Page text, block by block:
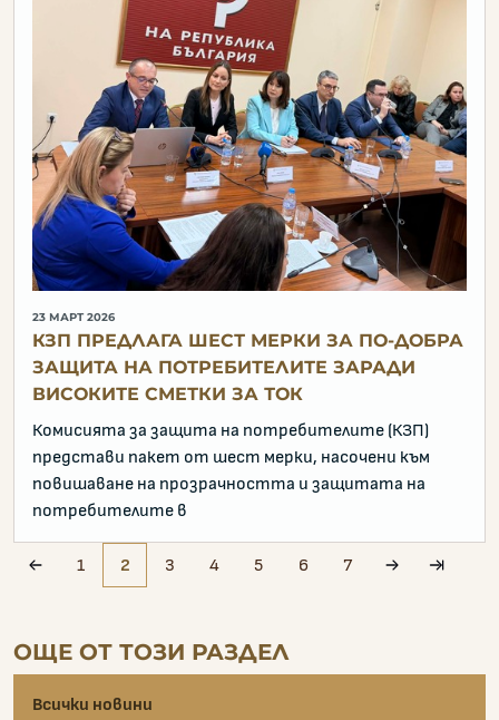
23 МАРТ 2026
КЗП ПРЕДЛАГА ШЕСТ МЕРКИ ЗА ПО-ДОБРА
ЗАЩИТА НА ПОТРЕБИТЕЛИТЕ ЗАРАДИ
ВИСОКИТЕ СМЕТКИ ЗА ТОК
Комисията за защита на потребителите (КЗП)
представи пакет от шест мерки, насочени към
повишаване на прозрачността и защитата на
потребителите в
1 2 3 4 5 6 7
ОЩЕ ОТ ТОЗИ РАЗДЕЛ
Всички новини